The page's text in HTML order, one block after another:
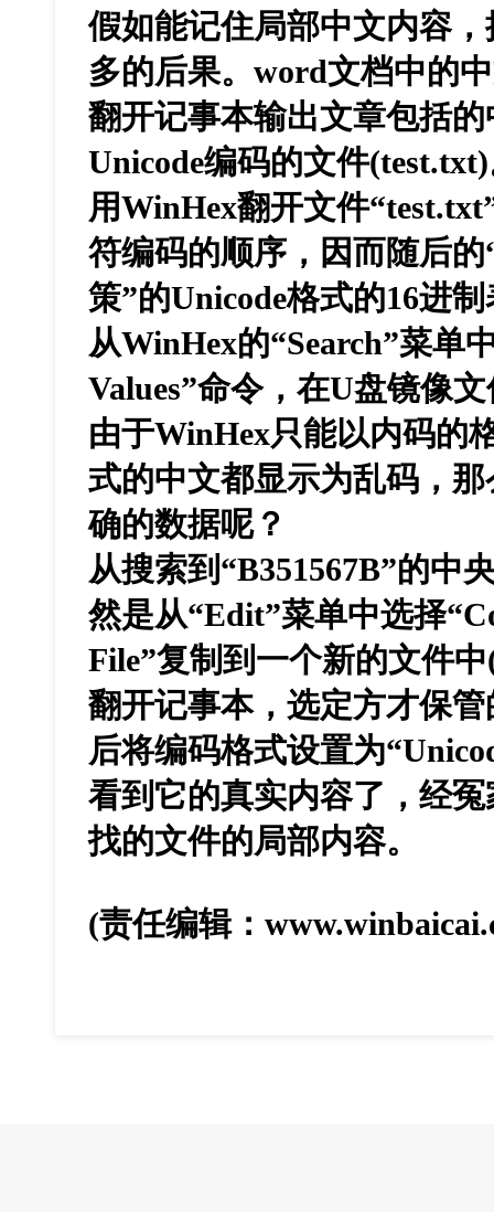
假如能记住局部中文内容
多的后果。word文档中的
翻开记事本输出文章包括
Unicode编码的文件
用WinHex翻开文件
符编码的顺序，因而随后的
策”的Unicode格式的16进
从WinHex的“Search”菜单
Values”命令，在U盘镜像
由于WinHex只能以内码的
式的中文都显示为乱码，
确的数据呢？
从搜索到“B351567B”的中
然是从“Edit”菜单中选择
File”复制到一个新的文件
翻开记事本，选定方才保
后将编码格式设置为
看到它的真实内容了，经
找的文件的局部内容。
(责任编辑：